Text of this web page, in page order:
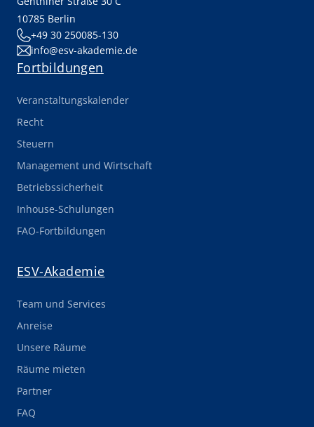
10785 Berlin
+49 30 250085-130
info@esv-akademie.de
Fortbildungen
Veranstaltungskalender
Recht
Steuern
Management und Wirtschaft
Betriebssicherheit
Inhouse-Schulungen
FAO-Fortbildungen
ESV-Akademie
Team und Services
Anreise
Unsere Räume
Räume mieten
Partner
FAQ